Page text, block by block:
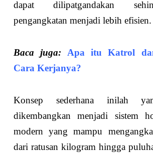
dapat dilipatgandakan
pengangkatan menjadi lebih efisien.
Baca juga:
Apa itu Katrol
Cara Kerjanya?
Konsep sederhana inilah
dikembangkan menjadi sistem
modern yang mampu
dari ratusan kilogram hingga